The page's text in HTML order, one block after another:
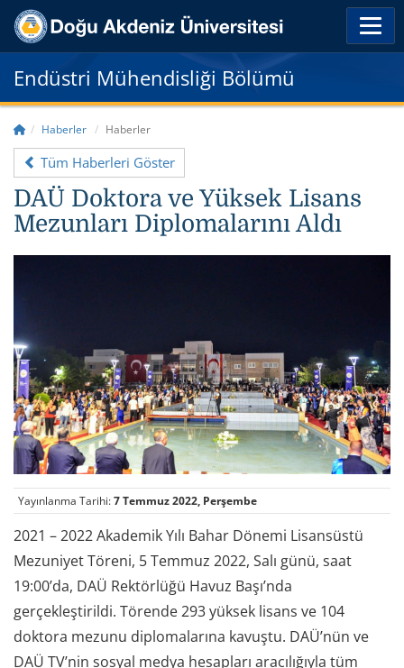
Endüstri Mühendisliği Bölümü
Haberler Haberler
Tüm Haberleri Göster
DAÜ Doktora ve Yüksek Lisans
Mezunları Diplomalarını Aldı
Yayınlanma Tarihi:7 Temmuz 2022, Perşembe
2021 – 2022 Akademik Yılı Bahar Dönemi Lisansüstü
Mezuniyet Töreni, 5 Temmuz 2022, Salı günü, saat
19:00’da, DAÜ Rektörlüğü Havuz Başı’nda
gerçekleştirildi. Törende 293 yüksek lisans ve 104
doktora mezunu diplomalarına kavuştu. DAÜ’nün ve
DAÜ TV’nin sosyal medya hesapları aracılığıyla tüm